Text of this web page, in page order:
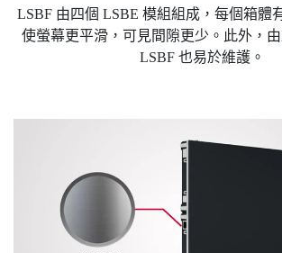
LSBF 由四個 LSBE 模組組成，每個箱體
使螢幕更平滑，可見間隙更少。此外，由
LSBF 也易於維護。